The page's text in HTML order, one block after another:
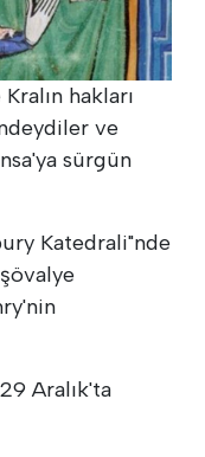
hakları
ve
sürgün
Katedrali"nde
Aralık'ta